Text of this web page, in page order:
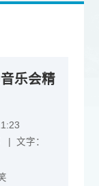
乐会精
| 文字：